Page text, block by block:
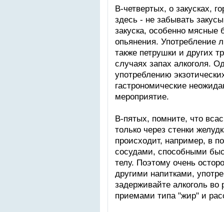
В-четвертых, о закусках,
здесь - не забывать
закуска, особенно мясные
опьянения. Употребление
также петрушки и других
случаях запах алкоголя.
употреблению
гастрономические
мероприятие.
В-пятых, помните, что
только через стенки
происходит, например, в
сосудами, способными
телу. Поэтому очень
другими напитками,
задерживайте алкоголь
приемами типа "жир" и